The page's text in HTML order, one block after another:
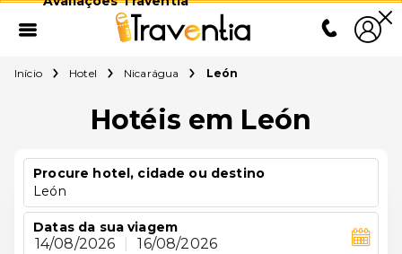
Início Hotel Nicarágua León
Hotéis em León
Procure hotel, cidade ou destino
León
Datas da sua viagem
14/08/2026 16/08/2026